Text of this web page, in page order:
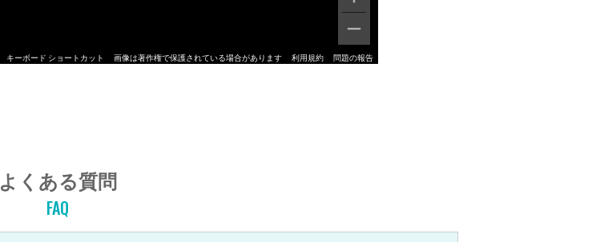
キーボード ショートカット 画像は著作権で保護されている場合があります 利用規約 問題の報告
よくある質問
FAQ